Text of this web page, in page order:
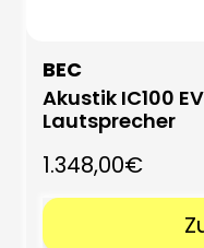
BEC
Akustik IC100
Lautsprecher
1.348,00€